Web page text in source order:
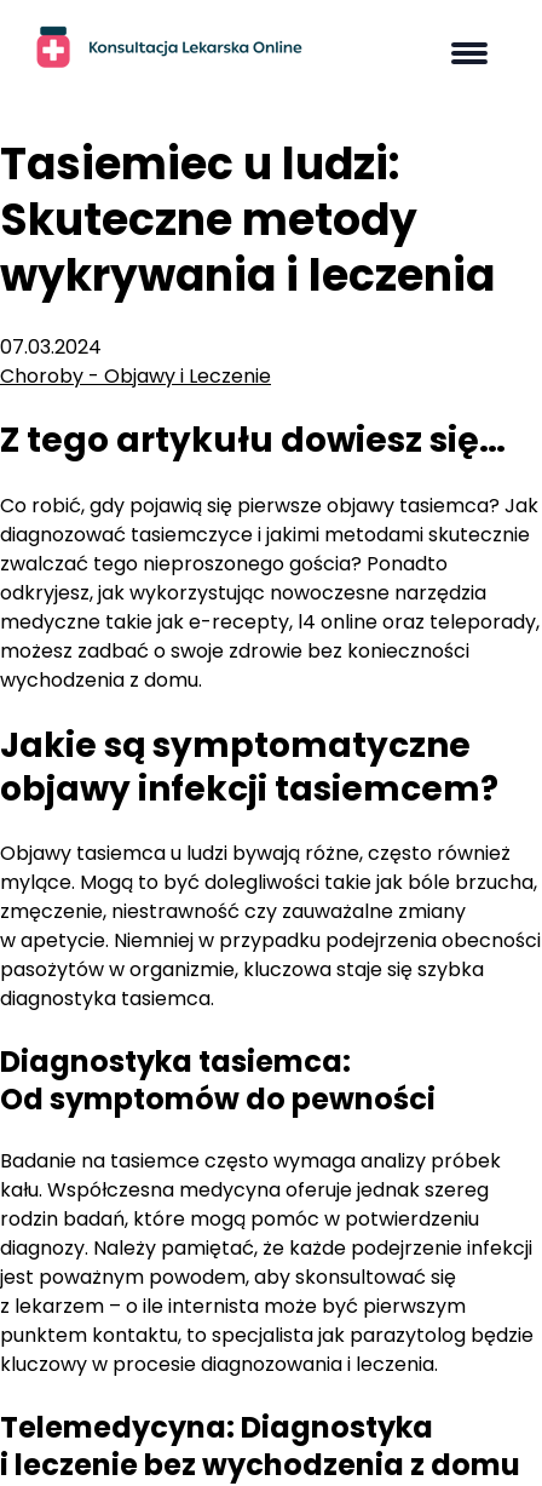
content
Tasiemiec u ludzi:
Skuteczne metody
wykrywania i leczenia
07.03.2024
Choroby - Objawy i Leczenie
Z tego artykułu dowiesz się…
Co robić, gdy pojawią się pierwsze objawy tasiemca? Jak
diagnozować tasiemczyce i jakimi metodami skutecznie
zwalczać tego nieproszonego gościa? Ponadto
odkryjesz, jak wykorzystując nowoczesne narzędzia
medyczne takie jak e-recepty, l4 online oraz teleporady,
możesz zadbać o swoje zdrowie bez konieczności
wychodzenia z domu.
Jakie są symptomatyczne
objawy infekcji tasiemcem?
Objawy tasiemca u ludzi bywają różne, często również
mylące. Mogą to być dolegliwości takie jak bóle brzucha,
zmęczenie, niestrawność czy zauważalne zmiany
w apetycie. Niemniej w przypadku podejrzenia obecności
pasożytów w organizmie, kluczowa staje się szybka
diagnostyka tasiemca.
Diagnostyka tasiemca:
Od symptomów do pewności
Badanie na tasiemce często wymaga analizy próbek
kału. Współczesna medycyna oferuje jednak szereg
rodzin badań, które mogą pomóc w potwierdzeniu
diagnozy. Należy pamiętać, że każde podejrzenie infekcji
jest poważnym powodem, aby skonsultować się
z lekarzem – o ile internista może być pierwszym
punktem kontaktu, to specjalista jak parazytolog będzie
kluczowy w procesie diagnozowania i leczenia.
Telemedycyna: Diagnostyka
i leczenie bez wychodzenia z domu